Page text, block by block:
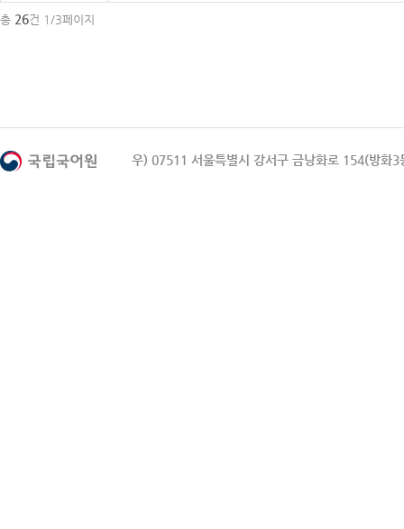
총 26건 1/3페이지
우) 07511 서울특별시 강서구 금낭화로 154(방화3